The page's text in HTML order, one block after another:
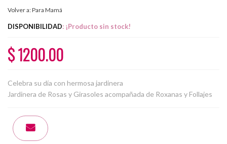
Volver a: Para Mamá
DISPONIBILIDAD: ¡Producto sin stock!
$ 1200.00
Celebra su día con hermosa jardinera
Jardinera de Rosas y Girasoles acompañada de Roxanas y Follajes